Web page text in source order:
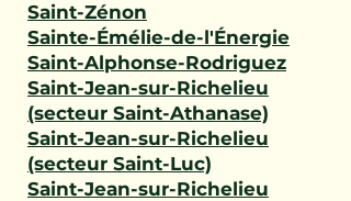
Saint-Zénon
Sainte-Émélie-de-l'Énergie
Saint-Alphonse-Rodriguez
Saint-Jean-sur-Richelieu
(secteur Saint-Athanase)
Saint-Jean-sur-Richelieu
(secteur Saint-Luc)
Saint-Jean-sur-Richelieu